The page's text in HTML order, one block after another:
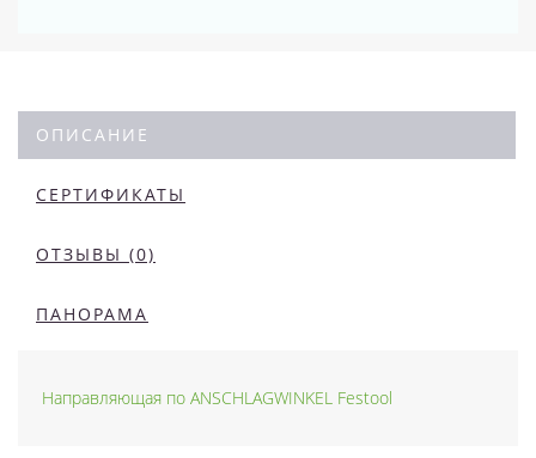
ОПИСАНИЕ
СЕРТИФИКАТЫ
ОТЗЫВЫ (0)
ПАНОРАМА
Направляющая по ANSCHLAGWINKEL Festool